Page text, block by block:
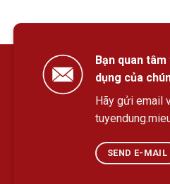
Bạn quan
dụng của
Hãy gửi email
SEND E-MAIL